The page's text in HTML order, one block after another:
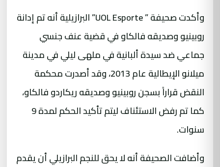
وأكدت صحيفة ” UOL Esporte” البرازيلية أنه تم إدانة
روبينيو وصديقه فالكاو في قضية عنف جنسي
جماعي ضد سيدة ألبانية في ملهى ليلي في مدينة
ميلانو الإيطالية عام 2013، وقد أصدرت محكمة
النقض قراراً بسجن روبينيو وصديقه ريكاردو فالكاو،
كما تم رفض الاستئناف ليتم تأكيد الحكم لمدة 9
سنوات.
وأضافت الصحيفة أنه لا يحق للنجم البرازيلي أن يقدم